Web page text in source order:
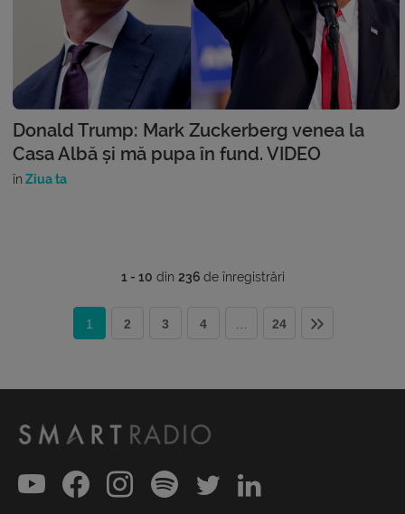
Donald Trump: Mark Zuckerberg venea la
Casa Albă și mă pupa în fund. VIDEO
în Ziua ta
1 - 10 din 236de înregistrări
1 2 3 4 24